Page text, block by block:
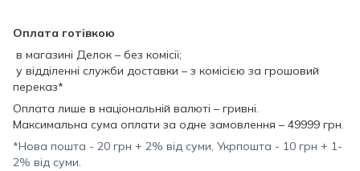
Оплата готівкою
в магазині Делок – без комісії;
у відділенні служби доставки – з комісією за грошовий
переказ*
Оплата лише в національній валюті – гривні.
Максимальна сума оплати за одне замовлення – 49999 грн.
*Нова пошта - 20 грн + 2% від суми, Укрпошта - 10 грн + 1-
2% від суми.